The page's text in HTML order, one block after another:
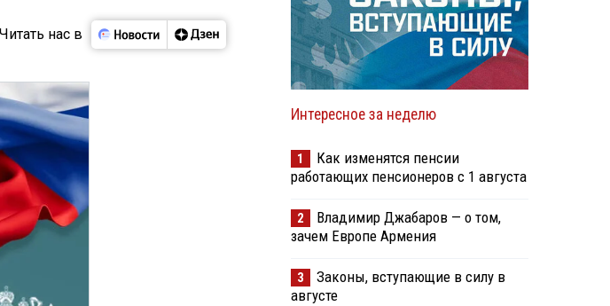
Читать нас в
Интересное за неделю
1
Как изменятся пенсии
работающих пенсионеров с 1 августа
2
Владимир Джабаров — о том,
зачем Европе Армения
3
Законы, вступающие в силу в
августе